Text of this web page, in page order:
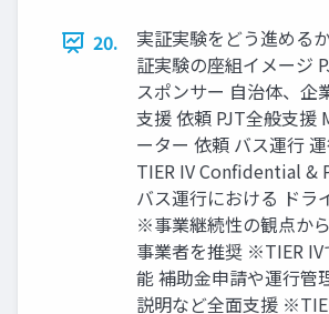
20.
実証実験をどう進める
証実験の座組イメージ
スポンサー 自治体、企
支援 依頼 PJT全般支援
ーター 依頼 バス運行
TIER IV Confidential &
バス運行における ドラ
※事業継続性の観点か
事業者を推奨 ※TIER IV
能 補助金申請や運行管
説明など全面支援